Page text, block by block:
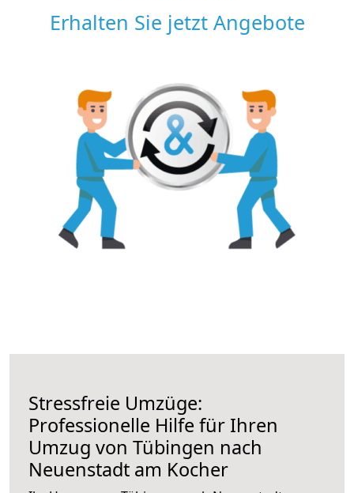
Erhalten Sie jetzt Angebote
Stressfreie Umzüge:
Professionelle Hilfe für Ihren
Umzug von Tübingen nach
Neuenstadt am Kocher